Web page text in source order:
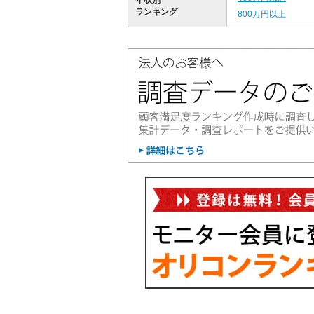
ランキング
800万円以上